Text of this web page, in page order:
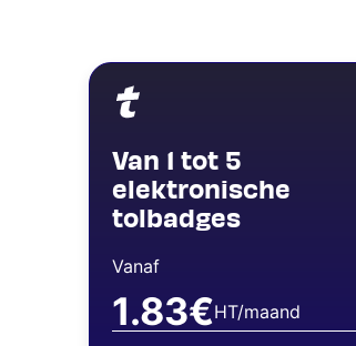
Image
Van 1 tot 5
elektronische
tolbadges
Vanaf
1.83€HT/maand